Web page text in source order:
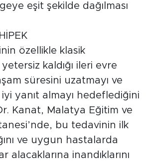
Kanat, Malatya Eğitim ve
bu tedavinin ilk
ve uygun hastalarda
alacaklarına inandıklarını